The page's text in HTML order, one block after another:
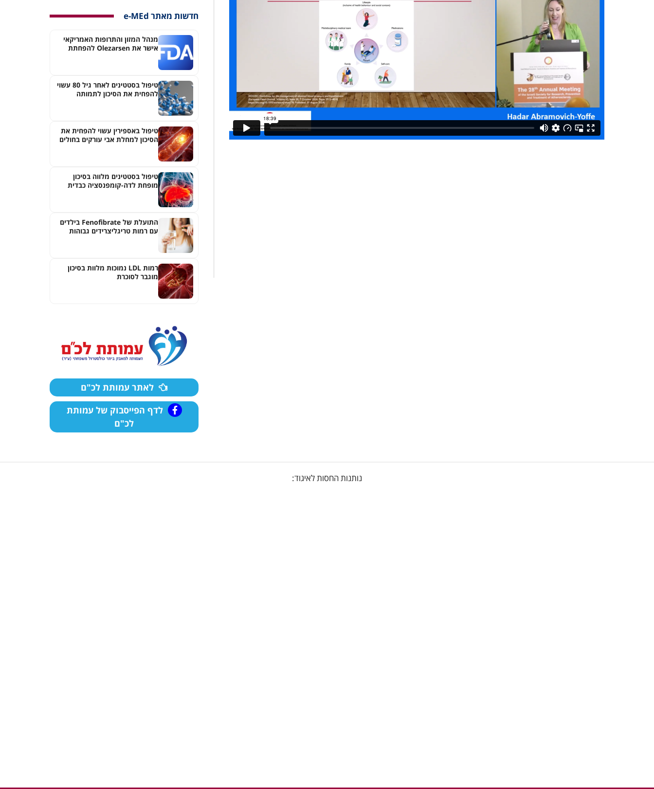
חדשות מאתר e-MEd
מנהל המזון והתרופות האמריקאי
אישר את Olezarsen להפחתת
טיפול בסטטינים לאחר גיל 80 עשוי
להפחית את הסיכון לתמותה
טיפול באספירין עשוי להפחית את
הסיכון למחלת אבי עורקים בחולים
טיפול בסטטינים מלווה בסיכון
מופחת לדה-קומפנסציה כבדית
התועלת של Fenofibrate בילדים
עם רמות טריגליצרידים גבוהות
רמות LDL נמוכות מלוות בסיכון
מוגבר לסוכרת
לאתר עמותת לכ"ם
לדף הפייסבוק של עמותת
לכ"ם
נותנות החסות לאיגוד: